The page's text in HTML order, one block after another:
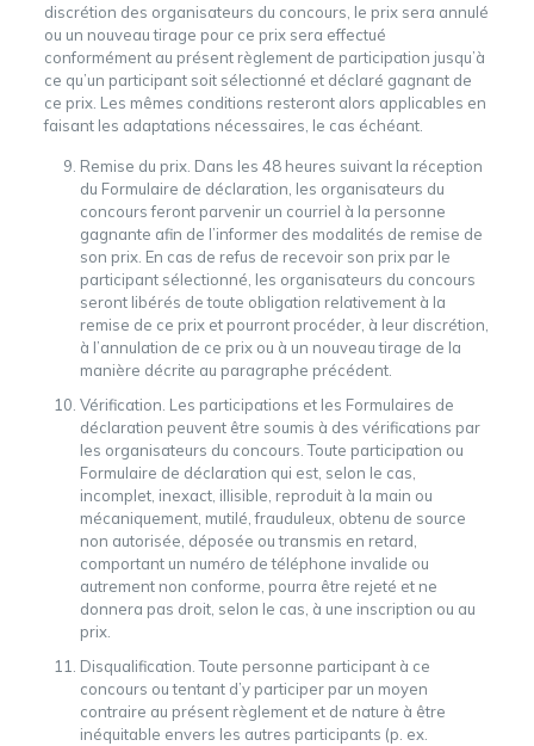
discrétion des organisateurs du concours, le prix sera annulé
ou un nouveau tirage pour ce prix sera effectué
conformément au présent règlement de participation jusqu’à
ce qu’un participant soit sélectionné et déclaré gagnant de
ce prix. Les mêmes conditions resteront alors applicables en
faisant les adaptations nécessaires, le cas échéant.
Remise du prix. Dans les 48 heures suivant la réception
du Formulaire de déclaration, les organisateurs du
concours feront parvenir un courriel à la personne
gagnante afin de l’informer des modalités de remise de
son prix. En cas de refus de recevoir son prix par le
participant sélectionné, les organisateurs du concours
seront libérés de toute obligation relativement à la
remise de ce prix et pourront procéder, à leur discrétion,
à l’annulation de ce prix ou à un nouveau tirage de la
manière décrite au paragraphe précédent.
Vérification. Les participations et les Formulaires de
déclaration peuvent être soumis à des vérifications par
les organisateurs du concours. Toute participation ou
Formulaire de déclaration qui est, selon le cas,
incomplet, inexact, illisible, reproduit à la main ou
mécaniquement, mutilé, frauduleux, obtenu de source
non autorisée, déposée ou transmis en retard,
comportant un numéro de téléphone invalide ou
autrement non conforme, pourra être rejeté et ne
donnera pas droit, selon le cas, à une inscription ou au
prix.
Disqualification. Toute personne participant à ce
concours ou tentant d’y participer par un moyen
contraire au présent règlement et de nature à être
inéquitable envers les autres participants (p. ex.